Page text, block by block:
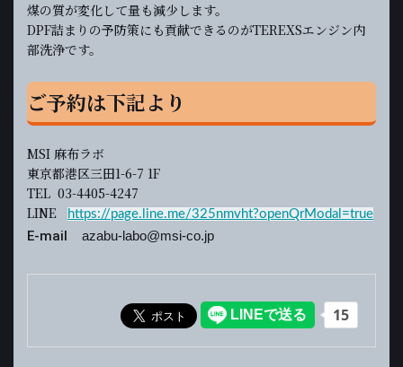
煤の質が変化して量も減少します。
DPF詰まりの予防策にも貢献できるのがTEREXSエンジン内
部洗浄です。
ご予約は下記より
MSI 麻布ラボ
東京都港区三田1-6-7 1F
TEL 03-4405-4247
LINE
https://page.line.me/325nmvht?openQrModal=true
E-mail azabu-labo@msi-co.jp